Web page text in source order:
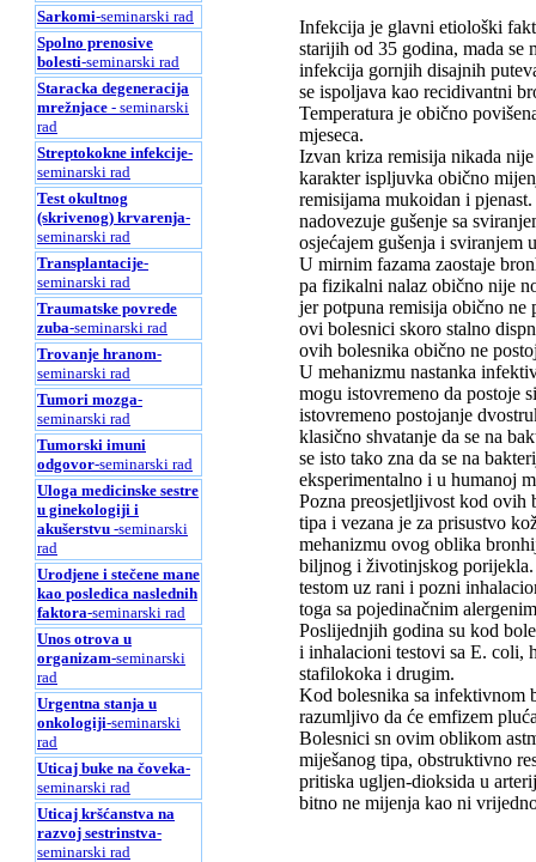
Sarkomi-seminarski rad
Spolno prenosive
bolesti-seminarski rad
Staracka degeneracija
mrežnjace - seminarski
rad
Streptokokne infekcije-
seminarski rad
Test okultnog
(skrivenog) krvarenja-
seminarski rad
Transplantacije-
seminarski rad
Traumatske povrede
zuba-seminarski rad
Trovanje hranom-
seminarski rad
Tumori mozga-
seminarski rad
Tumorski imuni
odgovor-seminarski rad
Uloga medicinske sestre
u ginekologiji i
akušerstvu -seminarski
rad
Urodjene i stečene mane
kao posledica naslednih
faktora-seminarski rad
Unos otrova u
organizam-seminarski
rad
Urgentna stanja u
onkologiji-seminarski
rad
Uticaj buke na čoveka-
seminarski rad
Uticaj kršćanstva na
razvoj sestrinstva-
seminarski rad
Infekcija je glavni etiološki
starijih od 35 godina, mada
infekcija gornjih disajnih
se ispoljava kao recidivantni
Temperatura je obično
mjeseca.
Izvan kriza remisija nikada
karakter ispljuvka obično
remisijama mukoidan i
nadovezuje gušenje sa
osjećajem gušenja i sviranjem
U mirnim fazama zaostaje
pa fizikalni nalaz obično nije
jer potpuna remisija obično
ovi bolesnici skoro stalno
ovih bolesnika obično ne
U mehanizmu nastanka
mogu istovremeno da postoje
istovremeno postojanje
klasično shvatanje da se na
se isto tako zna da se na
eksperimentalno i u humanoj
Pozna preosjetljivost kod ovih
tipa i vezana je za prisustvo
mehanizmu ovog oblika
biljnog i životinjskog
testom uz rani i pozni
toga sa pojedinačnim
Poslijednjih godina su kod
i inhalacioni testovi sa E. coli,
stafilokoka i drugim.
Kod bolesnika sa infektivnom
razumljivo da će emfizem
Bolesnici sn ovim oblikom
miješanog tipa, obstruktivno
pritiska ugljen-dioksida u
bitno ne mijenja kao ni